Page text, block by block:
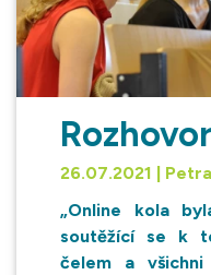
26.07.2021 |
„Online kola
soutěžící se k
čelem a